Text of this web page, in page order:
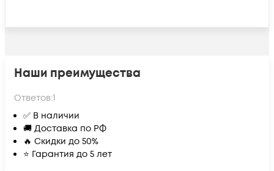
Наши преимущества
Ответов:1
✅ В наличии
🚚 Доставка по РФ
🔥 Скидки до 50%
⭐ Гарантия до 5 лет